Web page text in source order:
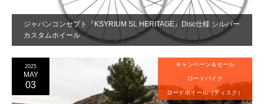
ジャパンコンセプト『KSYRIUM SL HERITAGE』Disc仕様 シルバー
カスタムホイール
2025
MAY
03
キャンペーン＆セール
ロードバイク
ロードホイール（ディスク）